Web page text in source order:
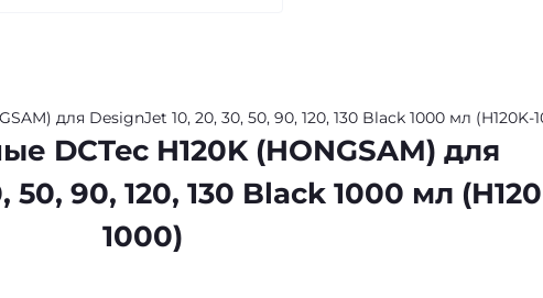
для DesignJet 10, 20, 30, 50, 90, 120, 130 Black 1000 мл (H120K-
DCTec H120K (HONGSAM) для
50, 90, 120, 130 Black 1000 мл
1000)